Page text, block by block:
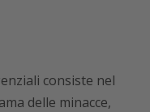
consiste nel
delle minacce,